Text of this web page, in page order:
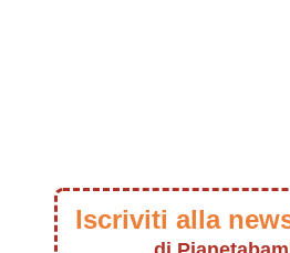
Iscriviti alla